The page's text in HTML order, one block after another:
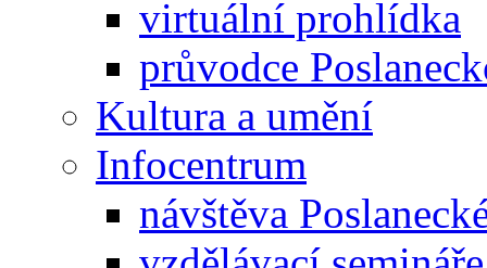
virtuální prohlídka
průvodce
Kultura a umění
Infocentrum
návštěva